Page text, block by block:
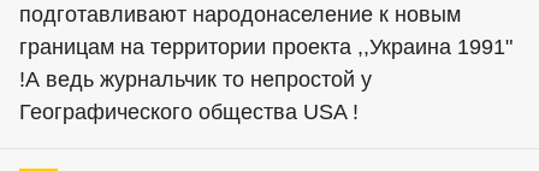
подготавливают народонаселение к новым
границам на территории проекта ,,Украина 1991"
!А ведь журнальчик то непростой у
Географического общества USA !